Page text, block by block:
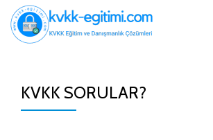
İçeriğe
KVKK SORULAR?